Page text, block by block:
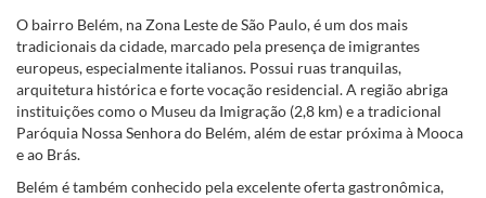
O bairro Belém, na Zona Leste de São Paulo, é um dos mais
tradicionais da cidade, marcado pela presença de imigrantes
europeus, especialmente italianos. Possui ruas tranquilas,
arquitetura histórica e forte vocação residencial. A região abriga
instituições como o Museu da Imigração (2,8 km) e a tradicional
Paróquia Nossa Senhora do Belém, além de estar próxima à Mooca
e ao Brás.
Belém é também conhecido pela excelente oferta gastronômica,